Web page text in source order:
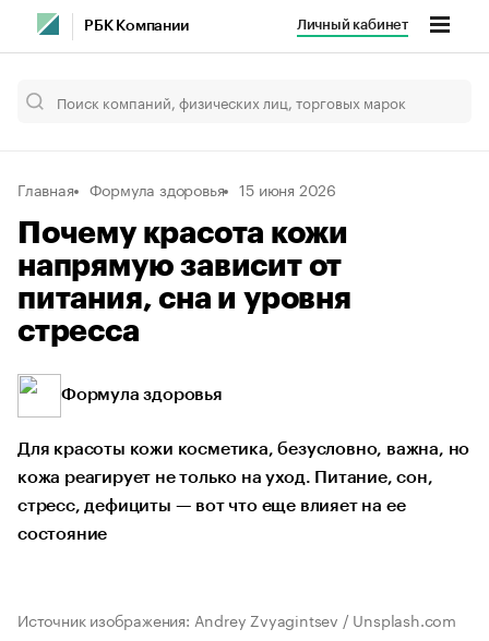
РБК Компании Личный кабинет
Главная Формула здоровья 15 июня 2026
Почему красота кожи
напрямую зависит от
питания, сна и уровня
стресса
Формула здоровья
Для красоты кожи косметика, безусловно, важна, но
кожа реагирует не только на уход. Питание, сон,
стресс, дефициты — вот что еще влияет на ее
состояние
Источник изображения: Andrey Zvyagintsev / Unsplash.com